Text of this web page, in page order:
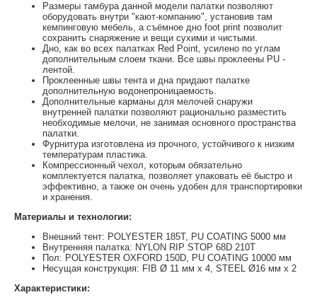
Размеры тамбура данной модели палатки позволяют
оборудовать внутри "кают-компанию", установив там
кемпинговую мебель, а съёмное дно foot print позволит
сохранить снаряжение и вещи сухими и чистыми.
Дно, как во всех палатках Red Point, усилено по углам
дополнительным слоем ткани. Все швы проклеены PU -
лентой.
Проклеенные швы тента и дна придают палатке
дополнительную водонепроницаемость.
Дополнительные карманы для мелочей снаружи
внутренней палатки позволяют рационально разместить
необходимые мелочи, не занимая основного пространства
палатки.
Фурнитура изготовлена из прочного, устойчивого к низким
температурам пластика.
Компрессионный чехол, которым обязательно
комплектуется палатка, позволяет упаковать её быстро и
эффективно, а также он очень удобен для транспортировки
и хранения.
Материалы и технологии:
Внешний тент: POLYESTER 185T, PU COATING 5000 мм
Внутренняя палатка: NYLON RIP STOP 68D 210T
Пол: POLYESTER OXFORD 150D, PU COATING 10000 мм
Несущая конструкция: FIB Ø 11 мм x 4, STEEL Ø16 мм x 2
Характеристики: